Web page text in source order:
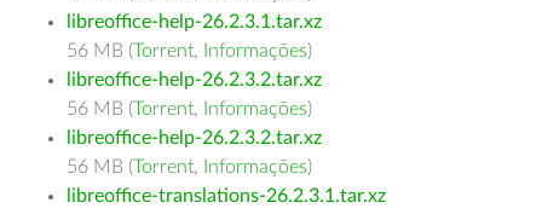
libreoffice-help-26.2.3.1.tar.xz
56 MB (Torrent, Informações)
libreoffice-help-26.2.3.2.tar.xz
56 MB (Torrent, Informações)
libreoffice-help-26.2.3.2.tar.xz
56 MB (Torrent, Informações)
libreoffice-translations-26.2.3.1.tar.xz